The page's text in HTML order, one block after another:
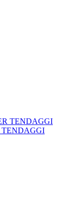
TENDAGGI